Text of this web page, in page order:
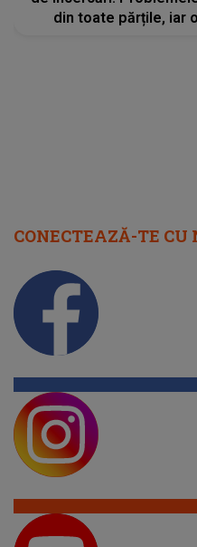
din toate părțile, iar
CONECTEAZĂ-TE CU